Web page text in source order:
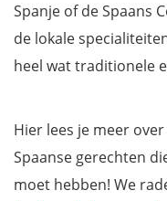
Spanje of de Spaans
de lokale
heel wat traditionele
Hier lees je meer
Spaanse gerechten
moet hebben! We